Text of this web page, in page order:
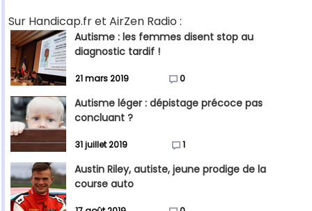
Sur Handicap.fr et AirZen Radio :
Autisme : les femmes disent stop au
diagnostic tardif !
21 mars 2019 0
Autisme léger : dépistage précoce pas
concluant ?
31 juillet 2019 1
Austin Riley, autiste, jeune prodige de la
course auto